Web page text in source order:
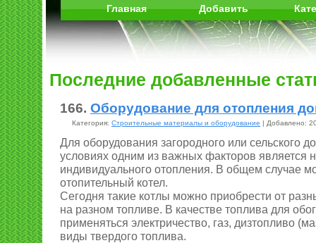
Главная Добавить
Последние добавленные
166. Оборудование для отопления
Категория: Строительные материалы и оборудование | Добавлено:
Для оборудования загородного или сельского
условиях одним из важных факторов является
индивидуального отопления. В общем случае
отопительный котел.
Сегодня такие котлы можно приобрести от
на разном топливе. В качестве топлива для
применяться электричество, газ, дизтопливо
виды твердого топлива.